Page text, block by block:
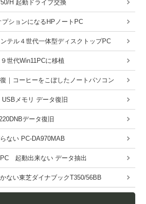
H 起動ドライブ交換
ションになるHPノートPC
テル４世代一体型ディスクトップPC
世代Win11PCに移植
｜コーヒーをこぼしたノートパソコン
メモリ データ復旧
データ復旧
ない PC-DA970MAB
起動出来ない データ抽出
ない東芝ダイナブックT350/56BB